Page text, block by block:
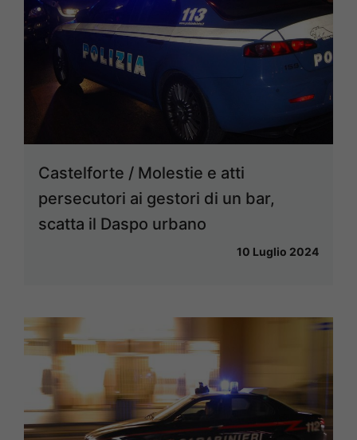
Castelforte / Molestie e atti
persecutori ai gestori di un bar,
scatta il Daspo urbano
10 Luglio 2024